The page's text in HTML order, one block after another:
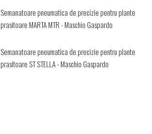
Semanatoare pneumatica de precizie pentru plante
prasitoare MARTA MTR - Maschio Gaspardo
Semanatoare pneumatica de precizie pentru plante
prasitoare ST STELLA - Maschio Gaspardo